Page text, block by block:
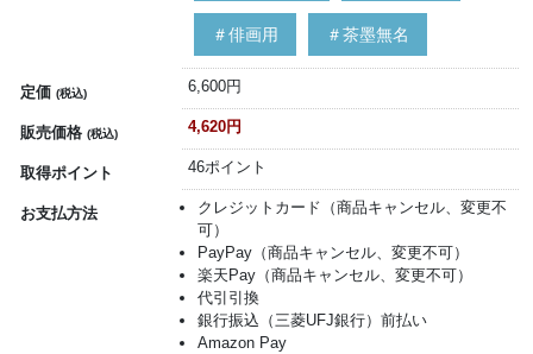
＃俳画用 ＃茶墨無名
定価 (税込) 6,600円
販売価格 (税込) 4,620円
取得ポイント 46ポイント
お支払方法
クレジットカード（商品キャンセル、変更不
可）
PayPay（商品キャンセル、変更不可）
楽天Pay（商品キャンセル、変更不可）
代引引換
銀行振込（三菱UFJ銀行）前払い
Amazon Pay